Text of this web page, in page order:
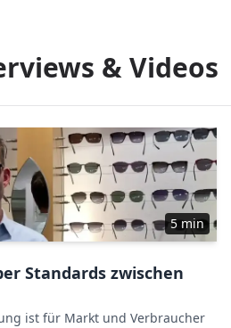
& Videos
5 min
Standards zwischen
ist für Markt und Verbraucher